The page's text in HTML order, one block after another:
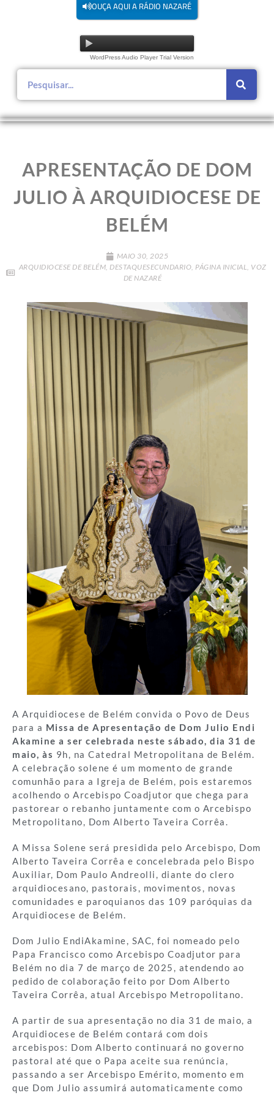
OUÇA AQUI A RÁDIO NAZARÉ
WordPress Audio Player Trial Version
APRESENTAÇÃO DE DOM
JULIO À ARQUIDIOCESE DE
BELÉM
MAIO 30, 2025
ARQUIDIOCESE DE BELÉM, DESTAQUESECUNDARIO, PÁGINA INICIAL, VOZ
DE NAZARÉ
A Arquidiocese de Belém convida o Povo de Deus
para a Missa de Apresentação de Dom Julio Endi
Akamine a ser celebrada neste sábado, dia 31 de
maio, às 9h, na Catedral Metropolitana de Belém.
A celebração solene é um momento de grande
comunhão para a Igreja de Belém, pois estaremos
acolhendo o Arcebispo Coadjutor que chega para
pastorear o rebanho juntamente com o Arcebispo
Metropolitano, Dom Alberto Taveira Corrêa.
A Missa Solene será presidida pelo Arcebispo, Dom
Alberto Taveira Corrêa e concelebrada pelo Bispo
Auxiliar, Dom Paulo Andreolli, diante do clero
arquidiocesano, pastorais, movimentos, novas
comunidades e paroquianos das 109 paróquias da
Arquidiocese de Belém.
Dom Julio EndiAkamine, SAC, foi nomeado pelo
Papa Francisco como Arcebispo Coadjutor para
Belém no dia 7 de março de 2025, atendendo ao
pedido de colaboração feito por Dom Alberto
Taveira Corrêa, atual Arcebispo Metropolitano.
A partir de sua apresentação no dia 31 de maio, a
Arquidiocese de Belém contará com dois
arcebispos: Dom Alberto continuará no governo
pastoral até que o Papa aceite sua renúncia,
passando a ser Arcebispo Emérito, momento em
que Dom Julio assumirá automaticamente como